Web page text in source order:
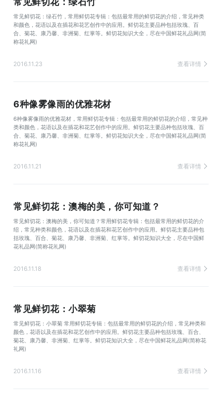
常见鲜切花：绿石竹，常用鲜切花专辑：包括最常用的鲜切花的介绍，常见种类
和颜色，花语以及在插花和花艺创作中的应用。鲜切花主要品种包括玫瑰、百
合、菊花、康乃馨、非洲菊、红掌等。鲜切花知识大全，尽在中国鲜花礼品网(简
称花礼网)
2016.11.23 查看详情
6种像雾像雨的优雅花材
6种像雾像雨的优雅花材，常用鲜切花专辑：包括最常用的鲜切花的介绍，常见种
类和颜色，花语以及在插花和花艺创作中的应用。鲜切花主要品种包括玫瑰、百
合、菊花、康乃馨、非洲菊、红掌等。鲜切花知识大全，尽在中国鲜花礼品网(简
称花礼网)
2016.11.21 查看详情
常见鲜切花：澳梅的美，你可知道？
常见鲜切花：澳梅的美，你可知道？常用鲜切花专辑：包括最常用的鲜切花的介
绍，常见种类和颜色，花语以及在插花和花艺创作中的应用。鲜切花主要品种包
括玫瑰、百合、菊花、康乃馨、非洲菊、红掌等。鲜切花知识大全，尽在中国鲜
花礼品网(简称花礼网)
2016.11.18 查看详情
常见鲜切花：小翠菊
常见鲜切花：小翠菊 常用鲜切花专辑：包括最常用的鲜切花的介绍，常见种类和
颜色，花语以及在插花和花艺创作中的应用。鲜切花主要品种包括玫瑰、百合、
菊花、康乃馨、非洲菊、红掌等。鲜切花知识大全，尽在中国鲜花礼品网(简称花
礼网)
2016.11.16 查看详情